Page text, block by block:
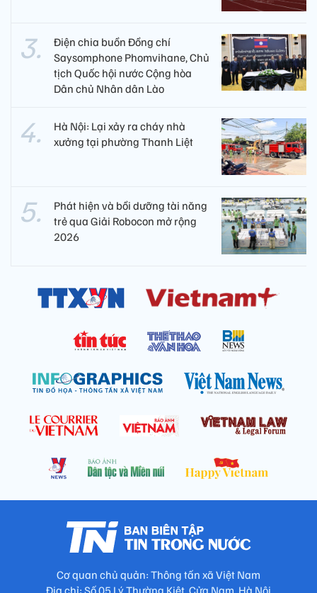
Điện chia buồn Đồng chí
Saysomphone Phomvihane, Chủ
tịch Quốc hội nước Cộng hòa
Dân chủ Nhân dân Lào
Hà Nội: Lại xảy ra cháy nhà
xưởng tại phường Thanh Liệt
Phát hiện và bồi dưỡng tài năng
trẻ qua Giải Robocon mở rộng
2026
Cơ quan chủ quản: Thông tấn xã Việt Nam